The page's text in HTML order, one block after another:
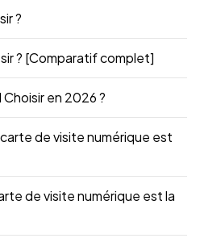
?
? [Comparatif complet]
en 2026 ?
de visite numérique est
de visite numérique est la